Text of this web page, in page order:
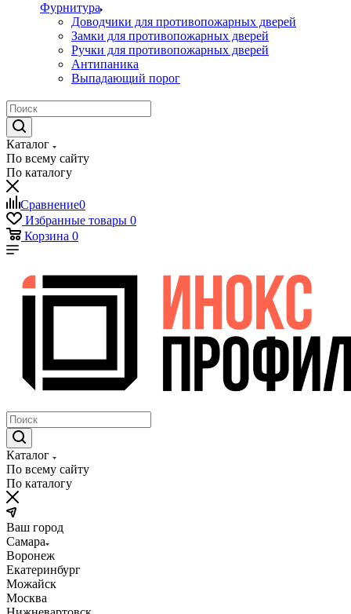
Фурнитура
Доводчики для противопожарных дверей
Замки для противопожарных дверей
Ручки для противопожарных дверей
Антипаника
Выпадающий порог
Каталог
По всему сайту
По каталогу
Сравнение0
Избранные товары 0
Корзина 0
Каталог
По всему сайту
По каталогу
Ваш город
Самара
Воронеж
Екатеринбург
Можайск
Москва